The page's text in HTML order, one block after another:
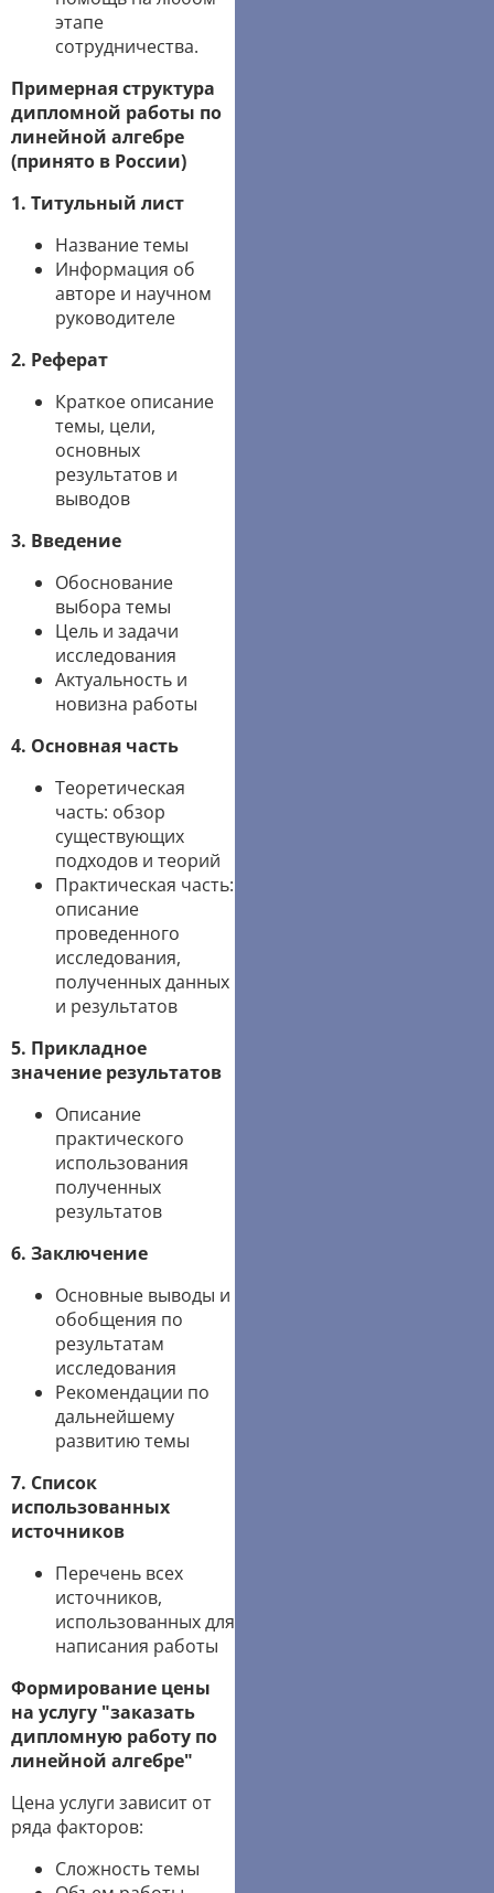
этапе
сотрудничества.
Примерная структура
дипломной работы по
линейной алгебре
(принято в России)
1. Титульный лист
Название темы
Информация об
авторе и научном
руководителе
2. Реферат
Краткое описание
темы, цели,
основных
результатов и
выводов
3. Введение
Обоснование
выбора темы
Цель и задачи
исследования
Актуальность и
новизна работы
4. Основная часть
Теоретическая
часть: обзор
существующих
подходов и теорий
Практическая часть:
описание
проведенного
исследования,
полученных данных
и результатов
5. Прикладное
значение результатов
Описание
практического
использования
полученных
результатов
6. Заключение
Основные выводы и
обобщения по
результатам
исследования
Рекомендации по
дальнейшему
развитию темы
7. Список
использованных
источников
Перечень всех
источников,
использованных для
написания работы
Формирование цены
на услугу "заказать
дипломную работу по
линейной алгебре"
Цена услуги зависит от
ряда факторов:
Сложность темы